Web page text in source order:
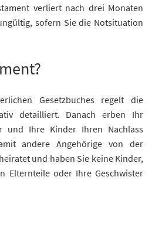
verliert nach drei Monaten
sofern Sie die Notsituation
Gesetzbuches regelt die
detailliert. Danach erben Ihr
und Ihre Kinder Ihren Nachlass
andere Angehörige von der
und haben Sie keine Kinder,
Elternteile oder Ihre Geschwister